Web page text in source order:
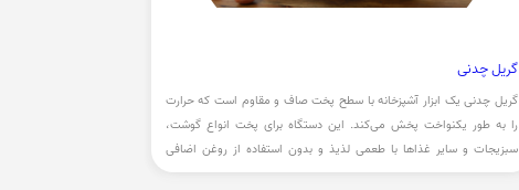
گریل چدنی
گریل چدنی یک ابزار آشپزخانه با سطح پخت صاف و مقاوم است که حرارت
را به طور یکنواخت پخش می‌کند. این دستگاه برای پخت انواع گوشت،
سبزیجات و سایر غذاها با طعمی لذیذ و بدون استفاده از روغن اضافی
بسیار مناسب است.